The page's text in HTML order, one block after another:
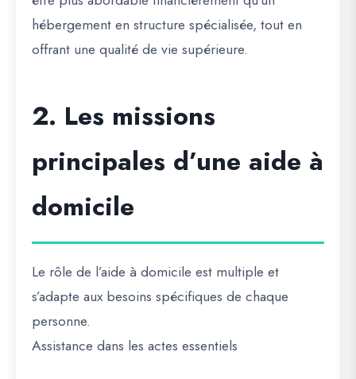
hébergement en structure spécialisée, tout en
offrant une qualité de vie supérieure.
2. Les missions
principales d’une aide à
domicile
Le rôle de l’aide à domicile est multiple et
s’adapte aux besoins spécifiques de chaque
personne.
Assistance dans les actes essentiels